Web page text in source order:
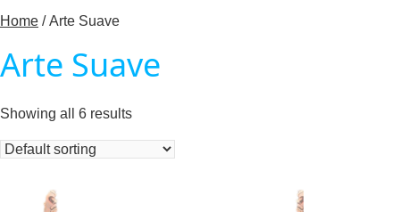
Home / Arte Suave
Arte Suave
Showing all 6 results